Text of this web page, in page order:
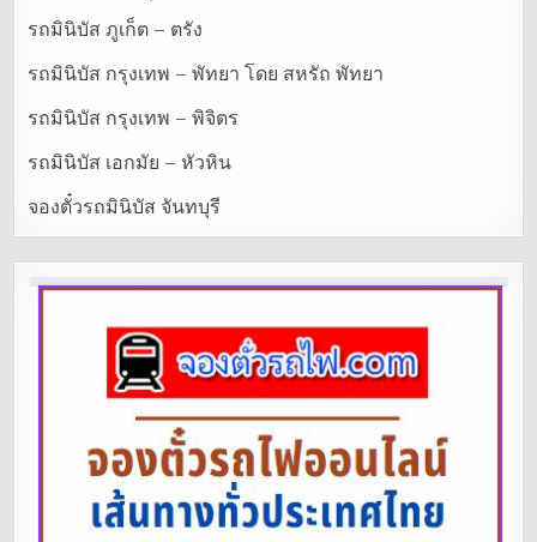
รถมินิบัส ภูเก็ต – ตรัง
รถมินิบัส กรุงเทพ – พัทยา โดย สหรัถ พัทยา
รถมินิบัส กรุงเทพ – พิจิตร
รถมินิบัส เอกมัย – หัวหิน
จองตั๋วรถมินิบัส จันทบุรี